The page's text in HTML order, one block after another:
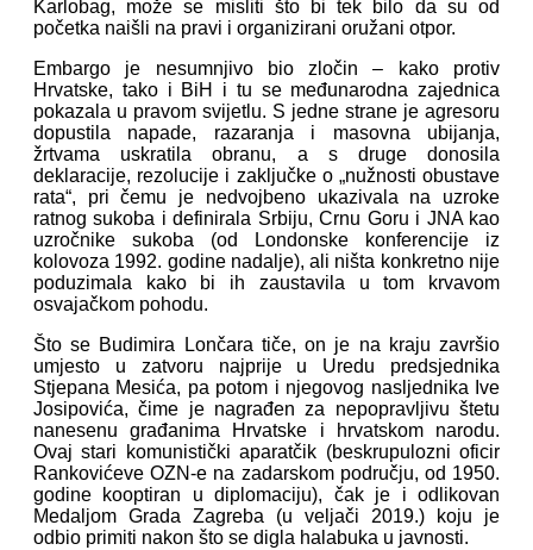
Karlobag, može se misliti što bi tek bilo da su od
početka naišli na pravi i organizirani oružani otpor.
Embargo je nesumnjivo bio zločin – kako protiv
Hrvatske, tako i BiH i tu se međunarodna zajednica
pokazala u pravom svijetlu. S jedne strane je agresoru
dopustila napade, razaranja i masovna ubijanja,
žrtvama uskratila obranu, a s druge donosila
deklaracije, rezolucije i zaključke o „nužnosti obustave
rata“, pri čemu je nedvojbeno ukazivala na uzroke
ratnog sukoba i definirala Srbiju, Crnu Goru i JNA kao
uzročnike sukoba (od Londonske konferencije iz
kolovoza 1992. godine nadalje), ali ništa konkretno nije
poduzimala kako bi ih zaustavila u tom krvavom
osvajačkom pohodu.
Što se Budimira Lončara tiče, on je na kraju završio
umjesto u zatvoru najprije u Uredu predsjednika
Stjepana Mesića, pa potom i njegovog nasljednika Ive
Josipovića, čime je nagrađen za nepopravljivu štetu
nanesenu građanima Hrvatske i hrvatskom narodu.
Ovaj stari komunistički aparatčik (beskrupulozni oficir
Rankovićeve OZN-e na zadarskom području, od 1950.
godine kooptiran u diplomaciju), čak je i odlikovan
Medaljom Grada Zagreba (u veljači 2019.) koju je
odbio primiti nakon što se digla halabuka u javnosti.